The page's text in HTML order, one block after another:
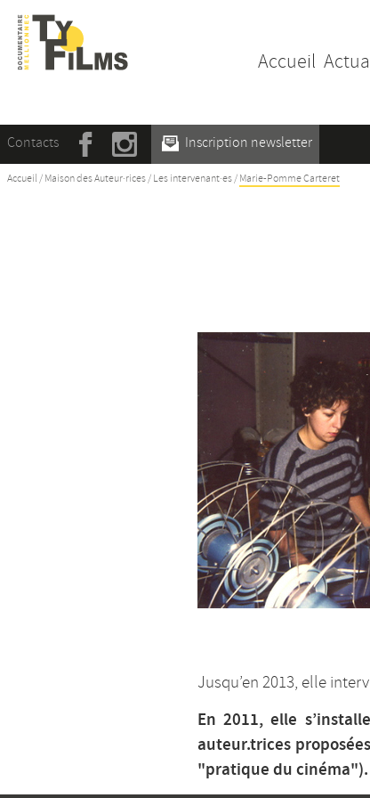
Accueil
Contacts Inscription newsletter
Accueil / Maison des Auteur·rices / Les intervenant·es / Marie-Pomme Carteret
Jusqu’en 2013, elle
En 2011, elle
auteur.trices
"pratique du cinéma").